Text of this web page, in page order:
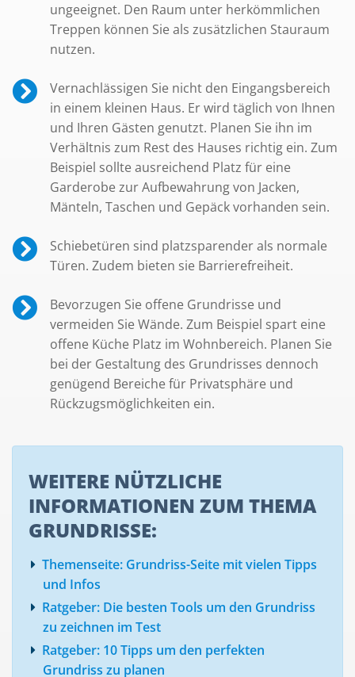
ungeeignet. Den Raum unter herkömmlichen
Treppen können Sie als zusätzlichen Stauraum
nutzen.
Vernachlässigen Sie nicht den Eingangsbereich
in einem kleinen Haus. Er wird täglich von Ihnen
und Ihren Gästen genutzt. Planen Sie ihn im
Verhältnis zum Rest des Hauses richtig ein. Zum
Beispiel sollte ausreichend Platz für eine
Garderobe zur Aufbewahrung von Jacken,
Mänteln, Taschen und Gepäck vorhanden sein.
Schiebetüren sind platzsparender als normale
Türen. Zudem bieten sie Barrierefreiheit.
Bevorzugen Sie offene Grundrisse und
vermeiden Sie Wände. Zum Beispiel spart eine
offene Küche Platz im Wohnbereich. Planen Sie
bei der Gestaltung des Grundrisses dennoch
genügend Bereiche für Privatsphäre und
Rückzugsmöglichkeiten ein.
WEITERE NÜTZLICHE
INFORMATIONEN ZUM THEMA
GRUNDRISSE:
Themenseite: Grundriss-Seite mit vielen Tipps
und Infos
Ratgeber: Die besten Tools um den Grundriss
zu zeichnen im Test
Ratgeber: 10 Tipps um den perfekten
Grundriss zu planen